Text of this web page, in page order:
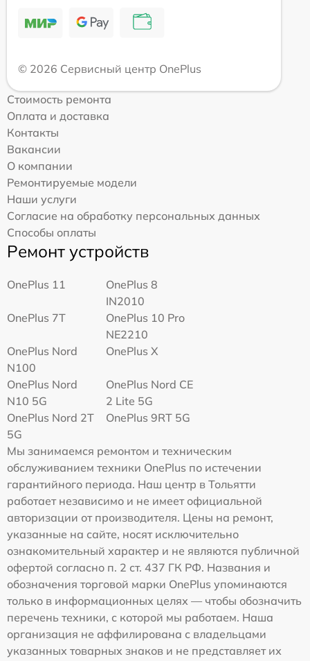
© 2026 Сервисный центр OnePlus
Стоимость ремонта
Оплата и доставка
Контакты
Вакансии
О компании
Ремонтируемые модели
Наши услуги
Согласие на обработку персональных данных
Способы оплаты
Ремонт устройств
OnePlus 11
OnePlus 8
IN2010
OnePlus 7T
OnePlus 10 Pro
NE2210
OnePlus Nord
N100
OnePlus X
OnePlus Nord
N10 5G
OnePlus Nord CE
2 Lite 5G
OnePlus Nord 2T
5G
OnePlus 9RT 5G
Мы занимаемся ремонтом и техническим
обслуживанием техники OnePlus по истечении
гарантийного периода. Наш центр в Тольятти
работает независимо и не имеет официальной
авторизации от производителя. Цены на ремонт,
указанные на сайте, носят исключительно
ознакомительный характер и не являются публичной
офертой согласно п. 2 ст. 437 ГК РФ. Названия и
обозначения торговой марки OnePlus упоминаются
только в информационных целях — чтобы обозначить
перечень техники, с которой мы работаем. Наша
организация не аффилирована с владельцами
указанных товарных знаков и не представляет их